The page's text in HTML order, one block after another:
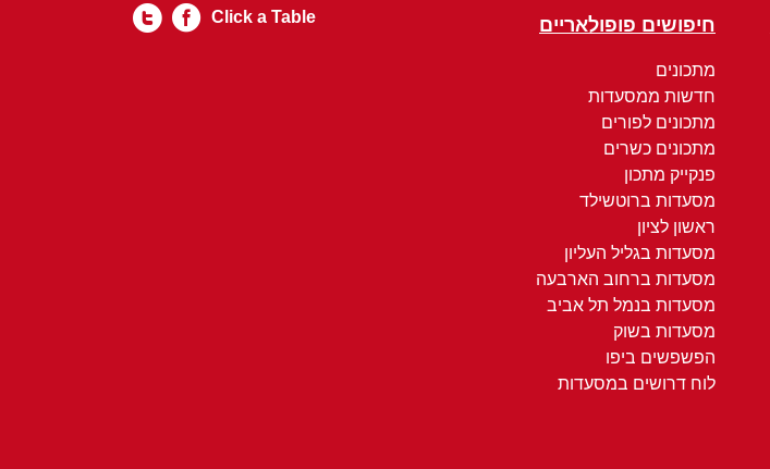
חיפושים פופולאריים
מתכונים
חדשות ממסעדות
מתכונים לפורים
מתכונים כשרים
פנקייק מתכון
מסעדות ברוטשילד
ראשון לציון
מסעדות בגליל העליון
מסעדות ברחוב הארבעה
מסעדות בנמל תל אביב
מסעדות בשוק
הפשפשים ביפו
לוח דרושים במסעדות
Click a Table